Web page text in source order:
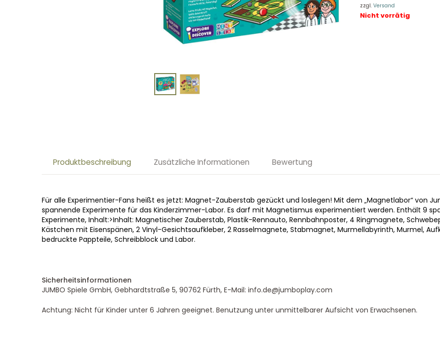
zzgl. Versand
Nicht vorrätig
Produktbeschreibung Zusätzliche Informationen Bewertung
Für alle Experimentier-Fans heißt es jetzt: Magnet-Zauberstab gezückt und loslegen! Mit dem „Magnetlabor“ von
spannende Experimente für das Kinderzimmer-Labor. Es darf mit Magnetismus experimentiert werden. Enthält 9
Experimente, Inhalt:>Inhalt: Magnetischer Zauberstab, Plastik-Rennauto, Rennbahnposter, 4 Ringmagnete,
Kästchen mit Eisenspänen, 2 Vinyl-Gesichtsaufkleber, 2 Rasselmagnete, Stabmagnet, Murmellabyrinth, Murmel,
bedruckte Pappteile, Schreibblock und Labor.
Sicherheitsinformationen
JUMBO Spiele GmbH, Gebhardtstraße 5, 90762 Fürth, E-Mail: info.de@jumboplay.com
Achtung: Nicht für Kinder unter 6 Jahren geeignet. Benutzung unter unmittelbarer Aufsicht von Erwachsenen.